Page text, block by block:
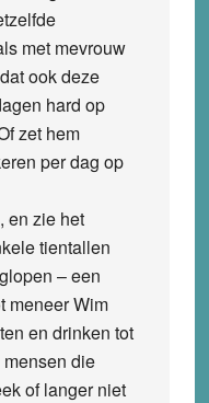
met mevrouw
ook deze
hard op
zet hem
per dag op
en zie het
tientallen
– een
meneer Wim
en drinken tot
die
of langer niet